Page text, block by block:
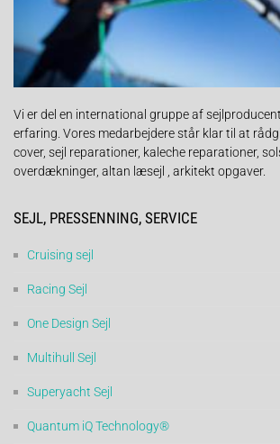
Vi er del en international gruppe af
erfaring. Vores medarbejdere står klar til at
cover, sejl reparationer, kaleche reparationer,
overdækninger, altan læsejl , arkitekt opgaver.
SEJL, PRESSENNING, SERVICE
Cruising sejl
Racing Sejl
One Design Sejl
Multihull Sejl
Superyacht Sejl
Quantum iQ Technology®